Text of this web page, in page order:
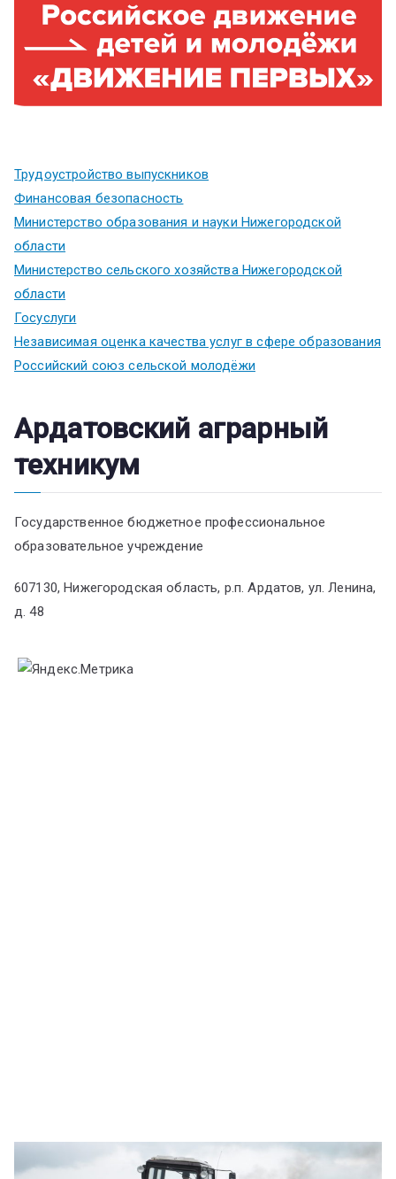
Трудоустройство выпускников
Финансовая безопасность
Министерство образования и науки Нижегородской
области
Министерство сельского хозяйства Нижегородской
области
Госуслуги
Независимая оценка качества услуг в сфере образования
Российский союз сельской молодёжи
Ардатовский аграрный
техникум
Государственное бюджетное профессиональное
образовательное учреждение
607130, Нижегородская область, р.п. Ардатов, ул. Ленина,
д. 48